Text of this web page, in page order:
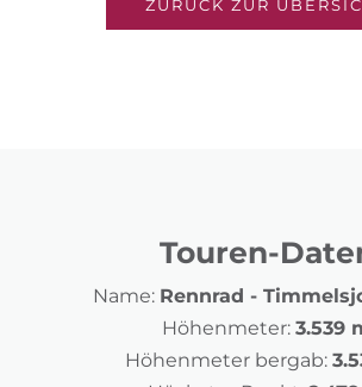
ZURÜCK ZUR
Touren-
Name: Rennrad -
Höhenmeter: 3.539
Höhenmeter bergab: